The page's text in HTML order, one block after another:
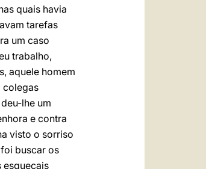
quais havia
tarefas
um caso
trabalho,
aquele homem
colegas
lhe um
e contra
visto o sorriso
buscar os
esqueçais